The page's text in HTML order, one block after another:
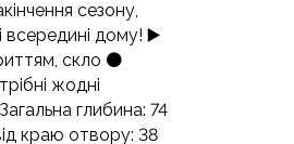
сезону,
всередині дому! ▶️
скло ⚫️
жодні
глибина: 74
краю отвору: 38